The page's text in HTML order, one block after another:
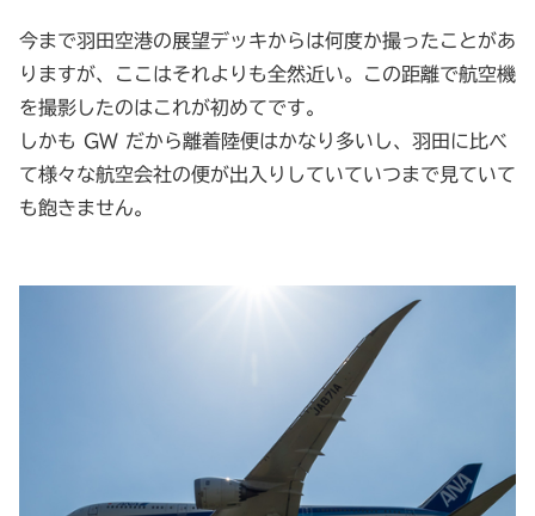
今まで羽田空港の展望デッキからは何度か撮ったことがあ
りますが、ここはそれよりも全然近い。この距離で航空機
を撮影したのはこれが初めてです。
しかも GW だから離着陸便はかなり多いし、羽田に比べ
て様々な航空会社の便が出入りしていていつまで見ていて
も飽きません。